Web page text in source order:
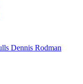
Dennis Rodman